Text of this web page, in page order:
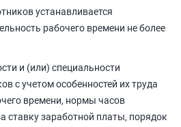
устанавливается
рабочего времени не более
и (или) специальности
с учетом особенностей их труда
времени, нормы часов
ставку заработной платы, порядок